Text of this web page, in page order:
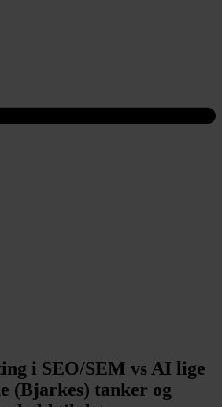
i SEO/SEM vs AI lige
(Bjarkes) tanker og